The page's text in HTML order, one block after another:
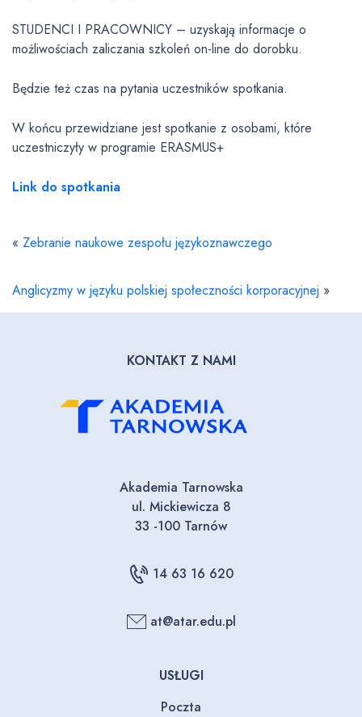
STUDENCI I PRACOWNICY – uzyskają informacje o
możliwościach zaliczania szkoleń on-line do dorobku.
Będzie też czas na pytania uczestników spotkania.
W końcu przewidziane jest spotkanie z osobami, które
uczestniczyły w programie ERASMUS+
Link do spotkania
« Zebranie naukowe zespołu językoznawczego
Anglicyzmy w języku polskiej społeczności korporacyjnej »
KONTAKT Z NAMI
Akademia Tarnowska
ul. Mickiewicza 8
33 -100 Tarnów
14 63 16 620
at@atar.edu.pl
USŁUGI
Poczta